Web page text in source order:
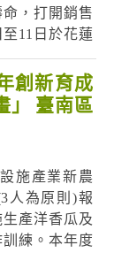
，打開銷售
11日於花蓮
民學院進階
加工班，有來
，學員包含
人及有機農
廣受熱烈迴
創新育成
」 臺南區
施產業新農
人為原則)報
產洋香瓜及
練。本年度